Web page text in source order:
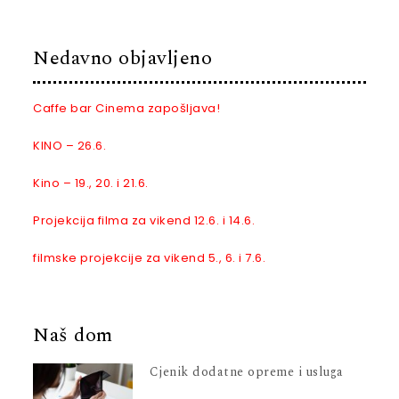
Nedavno objavljeno
Caffe bar Cinema zapošljava!
KINO – 26.6.
Kino – 19., 20. i 21.6.
Projekcija filma za vikend 12.6. i 14.6.
filmske projekcije za vikend 5., 6. i 7.6.
Naš dom
Cjenik dodatne opreme i usluga